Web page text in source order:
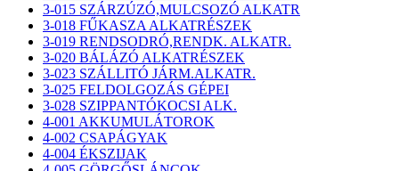
3-015 SZÁRZÚZÓ,MULCSOZÓ ALKATR
3-018 FŰKASZA ALKATRÉSZEK
3-019 RENDSODRÓ,RENDK. ALKATR.
3-020 BÁLÁZÓ ALKATRÉSZEK
3-023 SZÁLLITÓ JÁRM.ALKATR.
3-025 FELDOLGOZÁS GÉPEI
3-028 SZIPPANTÓKOCSI ALK.
4-001 AKKUMULÁTOROK
4-002 CSAPÁGYAK
4-004 ÉKSZIJAK